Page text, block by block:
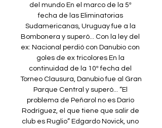
del mundo En el marco de la 5ª
fecha de las Eliminatorias
Sudamericanas, Uruguay fue a la
Bombonera y superó... Con la ley del
ex: Nacional perdió con Danubio con
goles de ex tricolores En la
continuidad de la 10ª fecha del
Torneo Clausura, Danubio fue al Gran
Parque Central y superó... “El
problema de Peñarol no es Darío
Rodríguez, el que tiene que salir de
club es Ruglio” Edgardo Novick, uno